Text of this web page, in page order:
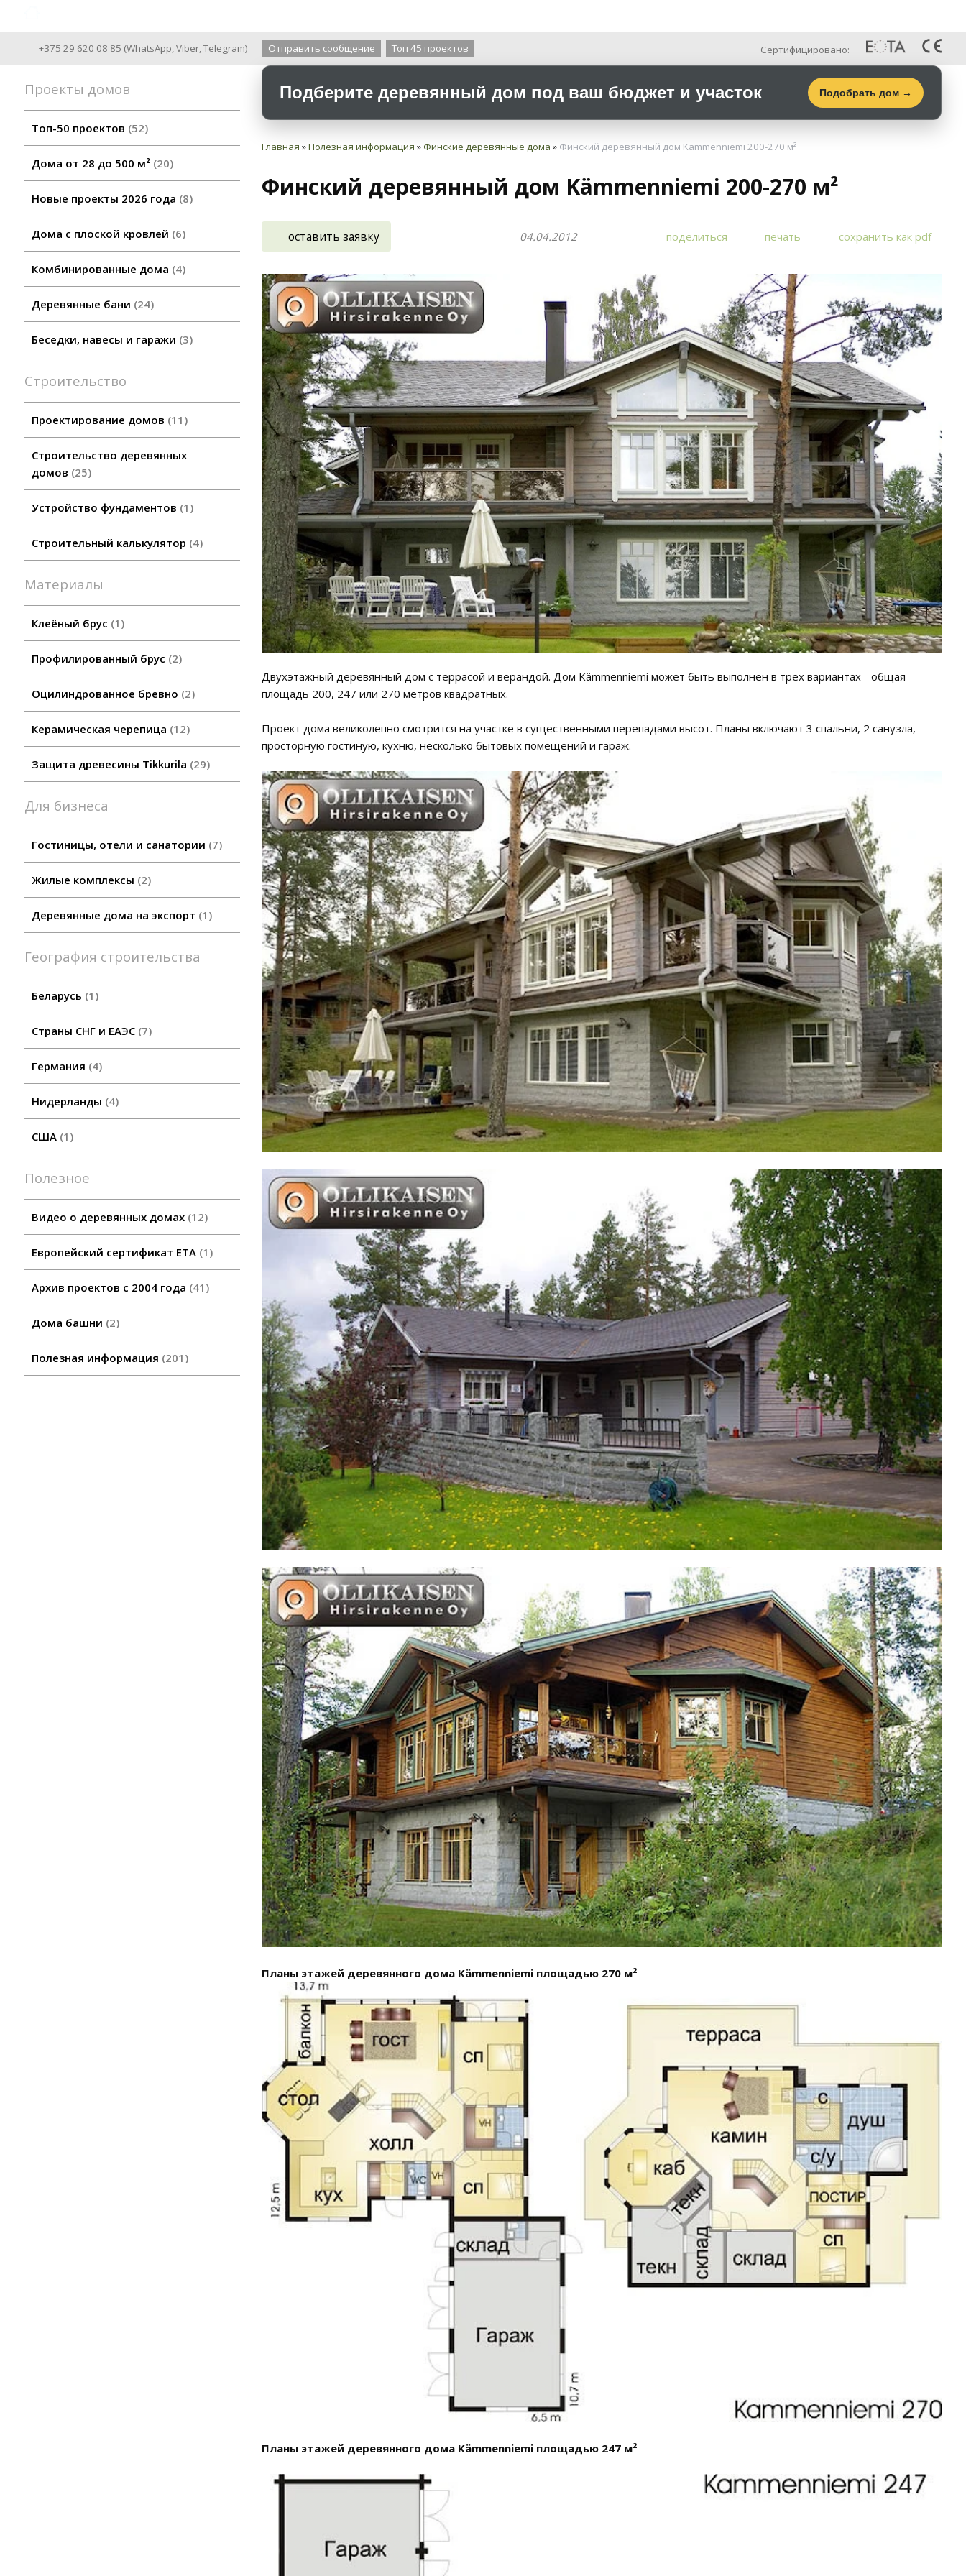
+375 29 620 08 85 (WhatsApp,Viber,Telegram) Отправить сообщение Топ 45 проектов Сертифицировано:
Проекты домов
Топ-50 проектов 52
Дома от 28 до 500 м² 20
Новые проекты 2026 года 8
Дома с плоской кровлей 6
Комбинированные дома 4
Деревянные бани 24
Беседки, навесы и гаражи 3
Строительство
Проектирование домов 11
Строительство деревянных
домов 25
Устройство фундаментов 1
Строительный калькулятор 4
Материалы
Клеёный брус 1
Профилированный брус 2
Оцилиндрованное бревно 2
Керамическая черепица 12
Защита древесины Tikkurila 29
Для бизнеса
Гостиницы, отели и санатории 7
Жилые комплексы 2
Деревянные дома на экспорт 1
География строительства
Беларусь 1
Страны СНГ и ЕАЭС 7
Германия 4
Нидерланды 4
США 1
Полезное
Видео о деревянных домах 12
Европейский сертификат ETA 1
Архив проектов с 2004 года 41
Дома башни 2
Полезная информация 201
Подберите деревянный дом под ваш бюджет и участок Подобрать дом →
Главная »Полезная информация » Финские деревянные дома » Финский деревянный дом Kämmenniemi 200-270 м²
Финский деревянный дом Kämmenniemi 200-270 м²
оставить заявку 04.04.2012 поделиться печать сохранить как pdf
Двухэтажный деревянный дом с террасой и верандой. Дом Kämmenniemi может быть выполнен в трех вариантах - общая
площадь 200, 247 или 270 метров квадратных.
Проект дома великолепно смотрится на участке в существенными перепадами высот. Планы включают 3 спальни, 2 санузла,
просторную гостиную, кухню, несколько бытовых помещений и гараж.
Планы этажей деревянного дома Kämmenniemi площадью 270 м²
Планы этажей деревянного дома Kämmenniemi площадью 247 м²